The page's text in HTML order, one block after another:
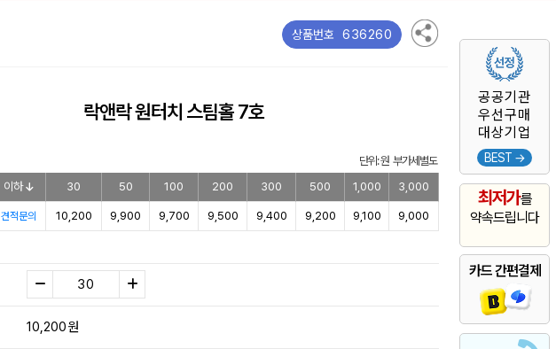
공공기관
우선구매
대상기업
BEST →
최저가를
약속드립니다
카드 간편결제
상품번호 636260
락앤락 원터치 스팀홀 7호
단위: 원 부가세별도
이하 30 50 100 200 300 500 1,000 3,000
견적문의 10,200 9,900 9,700 9,500 9,400 9,200 9,100 9,000
10,200원